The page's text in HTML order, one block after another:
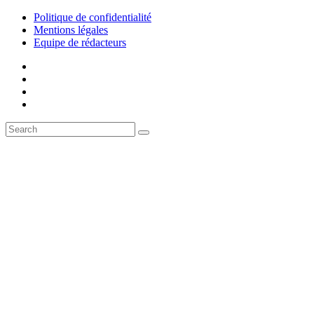
Politique de confidentialité
Mentions légales
Equipe de rédacteurs